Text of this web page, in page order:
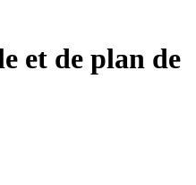
et de plan de